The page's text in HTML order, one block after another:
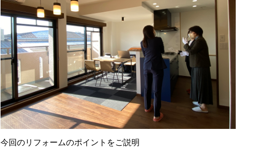
今回のリフォームのポイントをご説明